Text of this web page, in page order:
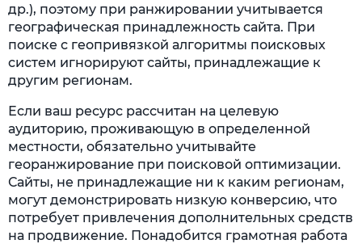
др.), поэтому при ранжировании учитывается
географическая принадлежность сайта. При
поиске с геопривязкой алгоритмы поисковых
систем игнорируют сайты, принадлежащие к
другим регионам.
Если ваш ресурс рассчитан на целевую
аудиторию, проживающую в определенной
местности, обязательно учитывайте
георанжирование при поисковой оптимизации.
Сайты, не принадлежащие ни к каким регионам,
могут демонстрировать низкую конверсию, что
потребует привлечения дополнительных средств
на продвижение. Понадобится грамотная работа